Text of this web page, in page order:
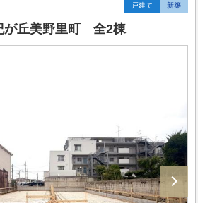
戸建て 新築
が丘美野里町 全2棟